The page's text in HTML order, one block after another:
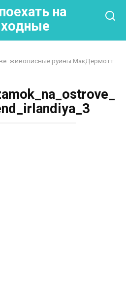
на
живописные руины МакДермотт